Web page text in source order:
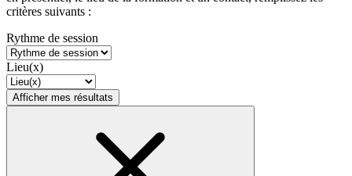
critères suivants :
Rythme de session
Lieu(x)
Afficher mes résultats